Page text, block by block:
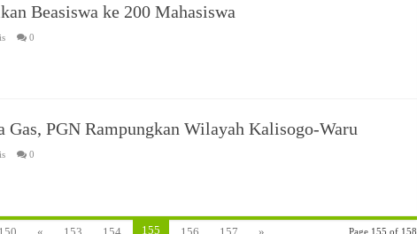
Beasiswa ke 200 Mahasiswa
0
Gas, PGN Rampungkan Wilayah Kalisogo-Waru
0
Page 155 of 158
155